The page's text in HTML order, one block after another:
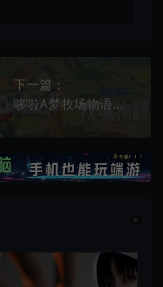
下一篇：
哆啦A梦牧场物语自然王国与和乐家人(DORAEMON STORY OF SEASONS: Friends of the Great Kingdom)简中|PC|SIM|DLC|牧场生活游戏